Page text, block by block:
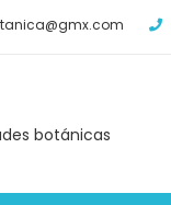
botánicas